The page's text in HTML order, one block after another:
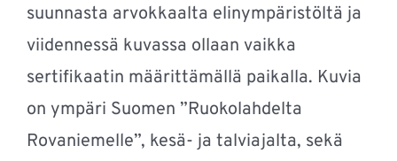
suunnasta arvokkaalta elinympäristöltä ja
viidennessä kuvassa ollaan vaikka
sertifikaatin määrittämällä paikalla. Kuvia
on ympäri Suomen ”Ruokolahdelta
Rovaniemelle”, kesä- ja talviajalta, sekä